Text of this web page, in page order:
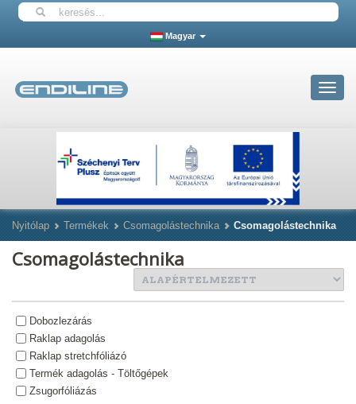
Magyar
Toggle
Nyitólap Termékek Csomagolástechnika Csomagolástechnika
Csomagolástechnika
Dobozlezárás
Raklap adagolás
Raklap stretchfóliázó
Termék adagolás - Töltőgépek
Zsugorfóliázás